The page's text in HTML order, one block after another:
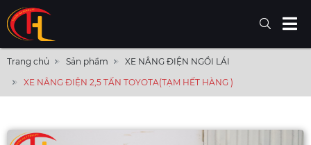
Trang chủ Sản phẩm
XE NÂNG ĐIỆN NGỒI LÁI
XE NÂNG ĐIỆN 2,5 TẤN TOYOTA(TẠM HẾT HÀNG )